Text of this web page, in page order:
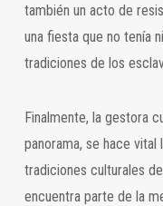
también un acto de
una fiesta que no tenía
tradiciones de los
Finalmente, la gestora
panorama, se hace
tradiciones culturales
encuentra parte de la